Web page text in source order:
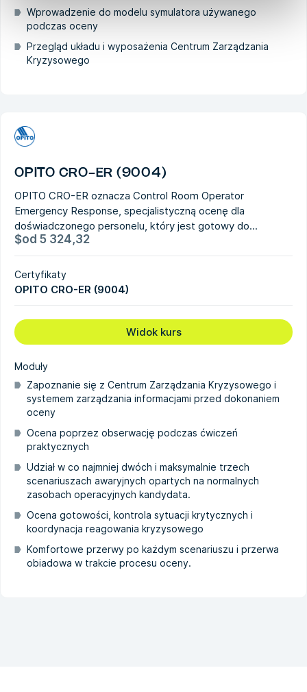
Wprowadzenie do modelu symulatora używanego
podczas oceny
Przegląd układu i wyposażenia Centrum Zarządzania
Kryzysowego
OPITO CRO-ER (9004)
OPITO CRO-ER oznacza Control Room Operator
Emergency Response, specjalistyczną ocenę dla
doświadczonego personelu, który jest gotowy do...
$od 5 324,32
Certyfikaty
OPITO CRO-ER (9004)
Widok kurs
Moduły
Zapoznanie się z Centrum Zarządzania Kryzysowego i
systemem zarządzania informacjami przed dokonaniem
oceny
Ocena poprzez obserwację podczas ćwiczeń
praktycznych
Udział w co najmniej dwóch i maksymalnie trzech
scenariuszach awaryjnych opartych na normalnych
zasobach operacyjnych kandydata.
Ocena gotowości, kontrola sytuacji krytycznych i
koordynacja reagowania kryzysowego
Komfortowe przerwy po każdym scenariuszu i przerwa
obiadowa w trakcie procesu oceny.